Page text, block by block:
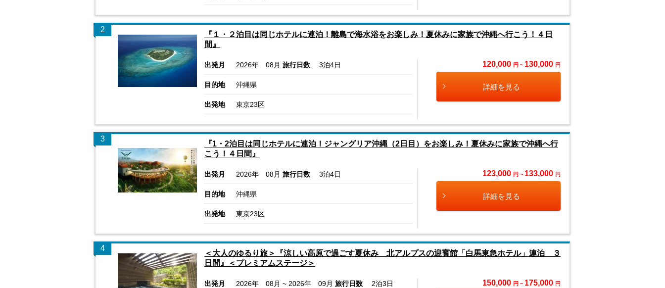
2
『１・２泊目は同じホテルに連泊！離島で海水浴をお楽しみ！夏休みに家族で沖縄へ行こう！４日
間』
出発月 2026年 08月 旅行日数 3泊4日
目的地 沖縄県
出発地 東京23区
120,000 円 ~ 130,000 円
詳細を見る
3
『1・2泊目は同じホテルに連泊！ジャングリア沖縄（2日目）をお楽しみ！夏休みに家族で沖縄へ行
こう！４日間』
出発月 2026年 08月 旅行日数 3泊4日
目的地 沖縄県
出発地 東京23区
123,000 円 ~ 133,000 円
詳細を見る
4
＜大人のゆるり旅＞『涼しい高原で過ごす夏休み 北アルプスの迎賓館「白馬東急ホテル」連泊 ３
日間』＜プレミアムステージ＞
出発月 2026年 08月 ~ 2026年 09月 旅行日数 2泊3日 150,000 円 ~ 175,000 円